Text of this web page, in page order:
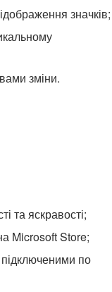
значків;
зміни.
та яскравості;
Microsoft Store;
по